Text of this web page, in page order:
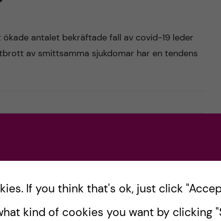
antalet bekräftade fall av covid-19 leder
av smittsamma sjukdomar har en tendens
världens barn
– minskad barnadödlighet, bättre tillgång till
If you think that's ok, just click
kind of cookies you want by clicking